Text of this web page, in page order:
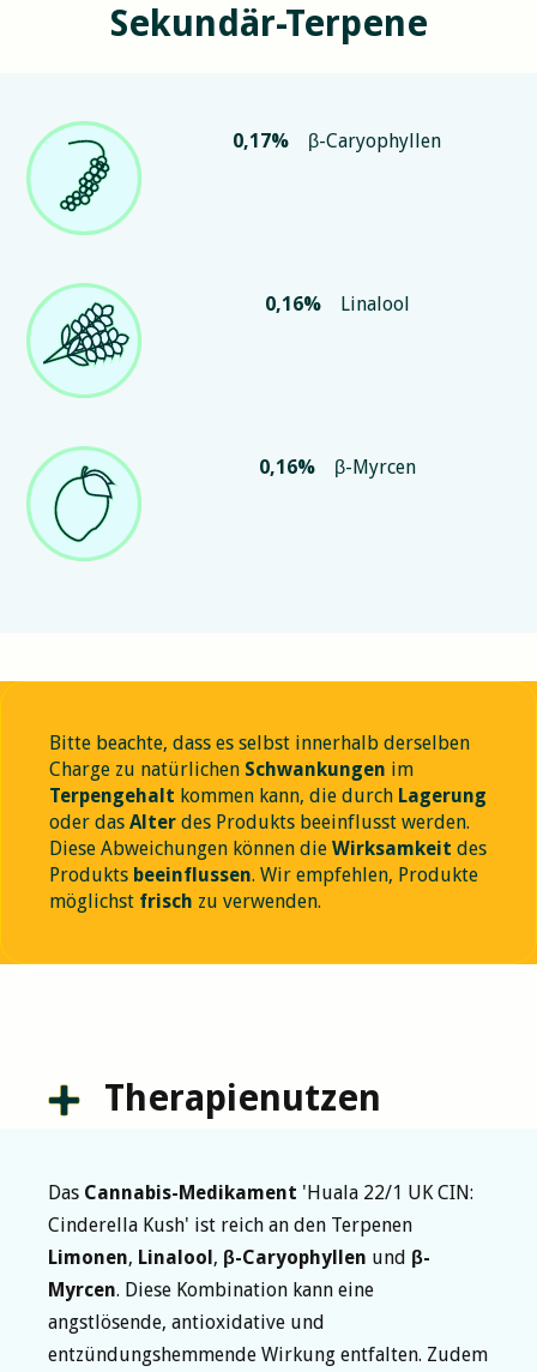
Sekundär-Terpene
0,17% β-Caryophyllen
0,16% Linalool
0,16% β-Myrcen
Bitte beachte, dass es selbst innerhalb derselben
Charge zu natürlichen Schwankungen im
Terpengehalt kommen kann, die durch Lagerung
oder das Alter des Produkts beeinflusst werden.
Diese Abweichungen können die Wirksamkeit des
Produkts beeinflussen. Wir empfehlen, Produkte
möglichst frisch zu verwenden.
Therapienutzen
Das Cannabis-Medikament 'Huala 22/1 UK CIN:
Cinderella Kush' ist reich an den Terpenen
Limonen, Linalool, β-Caryophyllen und β-
Myrcen. Diese Kombination kann eine
angstlösende, antioxidative und
entzündungshemmende Wirkung entfalten. Zudem